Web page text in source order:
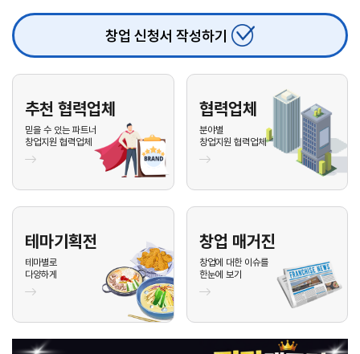
서** 010-****-3*** 업종 : 문의
26.08.03 신** 010-****-1*** 업종 : 문의
26.08.03 전** 010-****-0*** 업종 : 문의
26.08.03 김** 010-****-6*** 업종 : 문의
이** 010-****-3***
26.08.03 안** 010-****-1*** 업종 : 문의
26.08.03 010-****-8*** 업종 : 문의
26.08.03 안** 010-****-8*** 업종 : 문의
26.08.03 배** 010-****-4***
26.08.03 이** 010-****-0*** 업종 : 문의
창업 신청서 작성하기
추천 협력업체
믿을 수 있는 파트너
창업지원 협력업체
협력업체
분야별
창업지원 협력업체
테마기획전
테마별로
다양하게
창업 매거진
창업에 대한 이슈를
한눈에 보기